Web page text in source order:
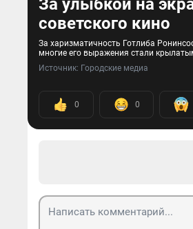
За улыбкой на
советского кино
За харизматичность Готлиба
многие его выражения стали
Источник: Городские медиа
0 0